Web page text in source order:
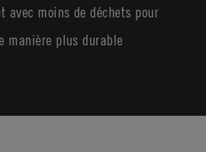
avec moins de déchets pour
manière plus durable